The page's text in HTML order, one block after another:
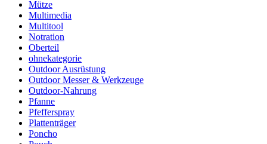
Mütze
Multimedia
Multitool
Notration
Oberteil
ohnekategorie
Outdoor Ausrüstung
Outdoor Messer & Werkzeuge
Outdoor-Nahrung
Pfanne
Pfefferspray
Plattenträger
Poncho